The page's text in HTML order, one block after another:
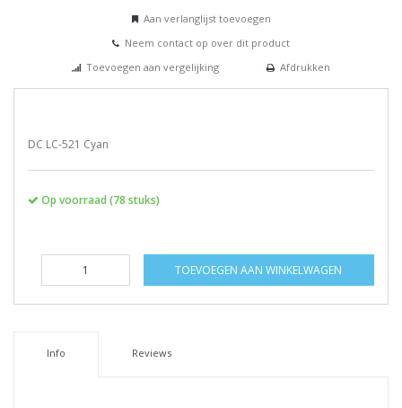
Aan verlanglijst toevoegen
Neem contact op over dit product
Toevoegen aan vergelijking
Afdrukken
DC LC-521 Cyan
Op voorraad (78 stuks)
TOEVOEGEN AAN WINKELWAGEN
Info Reviews